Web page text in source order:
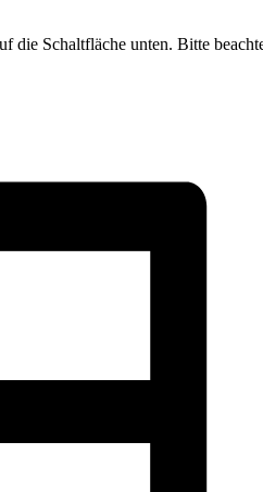
Schaltfläche unten. Bitte